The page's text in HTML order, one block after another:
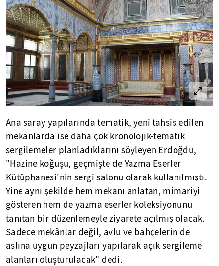
Ana saray yapılarında tematik, yeni tahsis edilen
mekanlarda ise daha çok kronolojik-tematik
sergilemeler planladıklarını söyleyen Erdoğdu,
"Hazine koğuşu, geçmişte de Yazma Eserler
Kütüphanesi'nin sergi salonu olarak kullanılmıştı.
Yine aynı şekilde hem mekanı anlatan, mimariyi
gösteren hem de yazma eserler koleksiyonunu
tanıtan bir düzenlemeyle ziyarete açılmış olacak.
Sadece mekânlar değil, avlu ve bahçelerin de
aslına uygun peyzajları yapılarak açık sergileme
alanları oluşturulacak" dedi.